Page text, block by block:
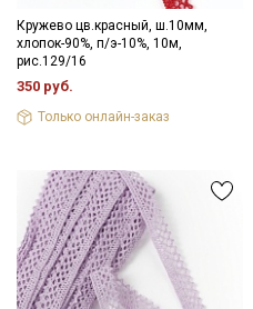
Кружево цв.красный, ш.10мм,
хлопок-90%, п/э-10%, 10м,
рис.129/16
350 руб.
Только онлайн-заказ